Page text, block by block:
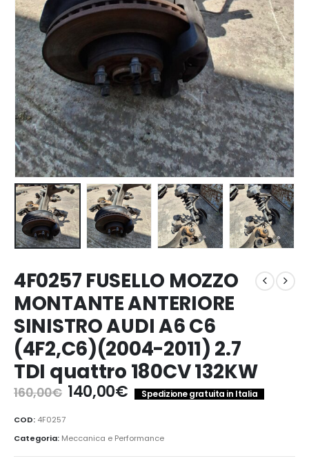
4F0257 FUSELLO MOZZO
MONTANTE ANTERIORE
SINISTRO AUDI A6 C6
(4F2,C6)(2004-2011) 2.7
TDI quattro 180CV 132KW
160,00€ Il
prezzo
era:
160,00€.
140,00€Il
prezzo
è:
140,00€.
Spedizione gratuita in Italia
COD: 4F0257
Categoria: Meccanica e Performance